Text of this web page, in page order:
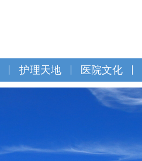
护理天地 医院文化